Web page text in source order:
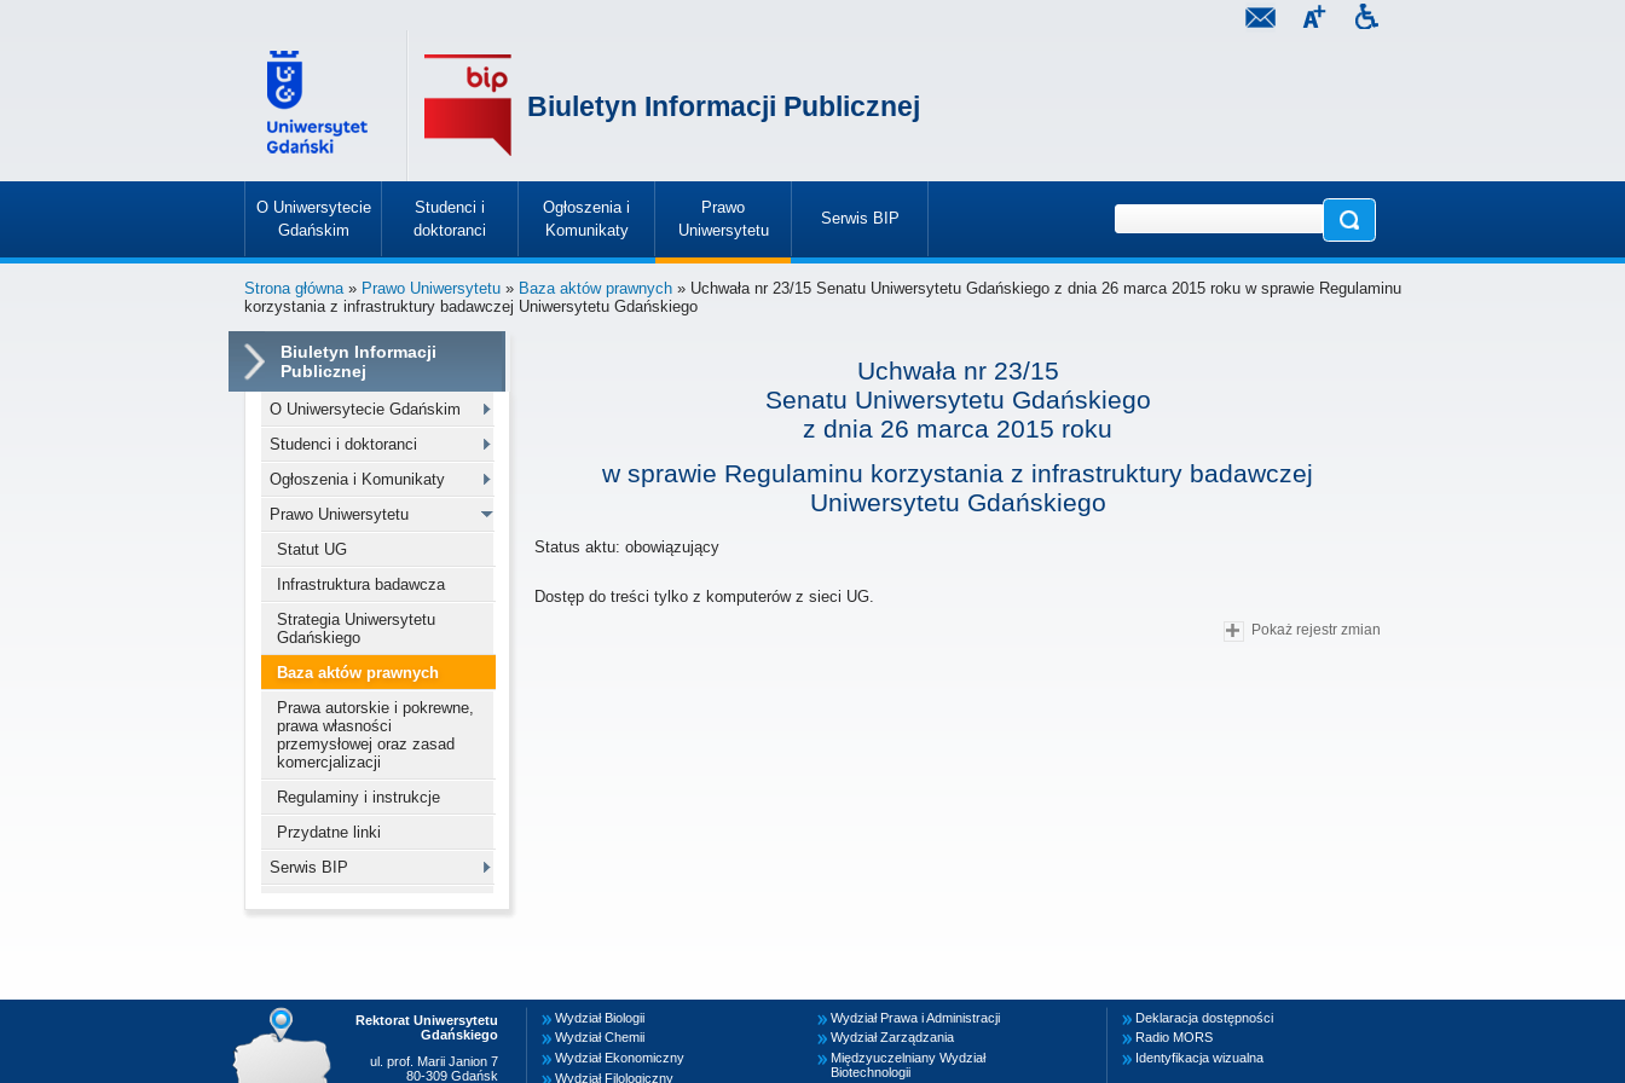
Biuletyn Informacji Publicznej
O Uniwersytecie
Gdańskim
»
Studenci i
doktoranci
»
Ogłoszenia i
Komunikaty
»
Prawo
Uniwersytetu
»
Serwis BIP
»
Strona główna» Prawo Uniwersytetu » Baza aktów prawnych » Uchwała nr 23/15 Senatu Uniwersytetu Gdańskiego z dnia 26 marca 2015 roku w sprawie Regulaminu
korzystania z infrastruktury badawczej Uniwersytetu Gdańskiego
Biuletyn Informacji
Publicznej
O Uniwersytecie Gdańskim
Studenci i doktoranci
Ogłoszenia i Komunikaty
Prawo Uniwersytetu
Statut UG
Infrastruktura badawcza
Strategia Uniwersytetu
Gdańskiego
Baza aktów prawnych
Prawa autorskie i pokrewne,
prawa własności
przemysłowej oraz zasad
komercjalizacji
Regulaminy i instrukcje
Przydatne linki
Serwis BIP
Uchwała nr 23/15
Senatu Uniwersytetu Gdańskiego
z dnia 26 marca 2015 roku
w sprawie Regulaminu korzystania z infrastruktury badawczej
Uniwersytetu Gdańskiego
Status aktu: obowiązujący
Dostęp do treści tylko z komputerów z sieci UG.
Pokaż rejestr zmian
Rektorat Uniwersytetu
Gdańskiego
ul. prof. Marii Janion 7
80-309 Gdańsk
Wydział Biologii
Wydział Chemii
Wydział Ekonomiczny
Wydział Filologiczny
Wydział Prawa i Administracji
Wydział Zarządzania
Międzyuczelniany Wydział
Biotechnologii
Deklaracja dostępności
Radio MORS
Identyfikacja wizualna